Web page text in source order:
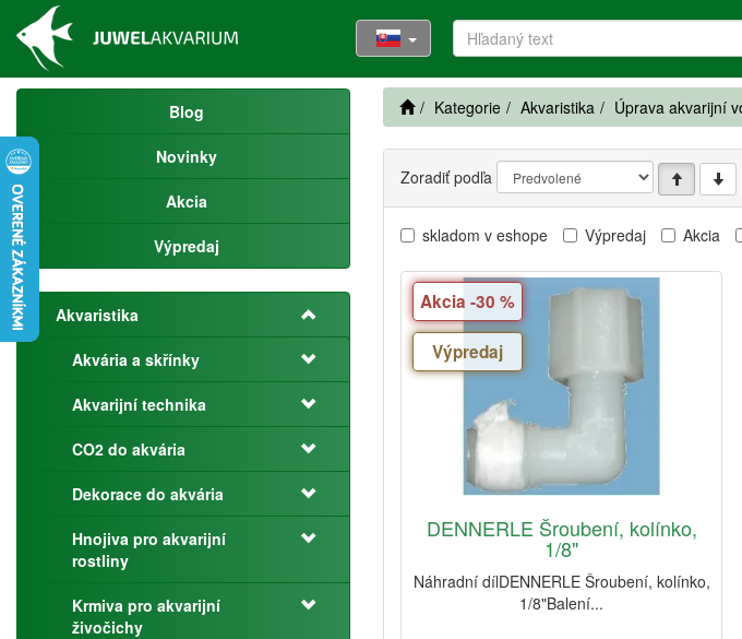
Blog
Novinky
Akcia
Výpredaj
Akvaristika
Akvária a skřínky
Akvarijní technika
CO2 do akvária
Dekorace do akvária
Hnojiva pro akvarijní
rostliny
Krmiva pro akvarijní
živočichy
Kategorie Akvaristika Úprava akvarijní
Zoradiť podľa
skladom v eshope Výpredaj Akcia
Akcia -30 %
Výpredaj
DENNERLE Šroubení, kolínko,
1/8"
Náhradní dílDENNERLE Šroubení, kolínko,
1/8"Balení...